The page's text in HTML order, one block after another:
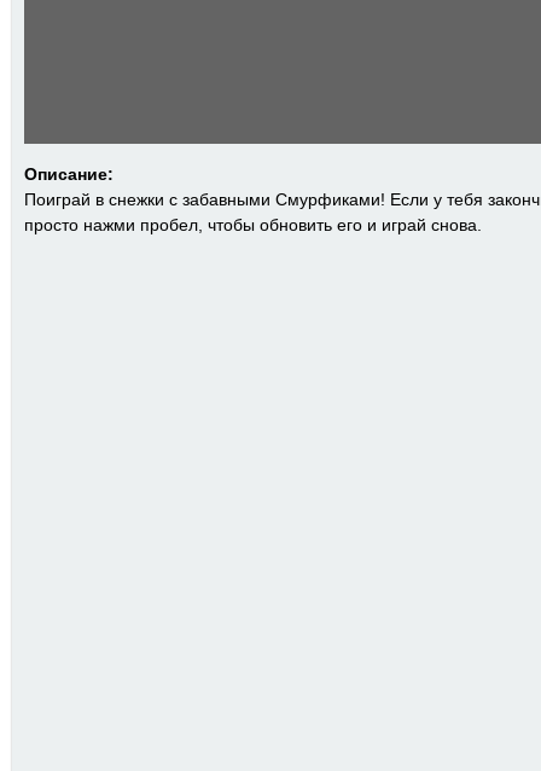
Описание:
Поиграй в снежки с забавными Смурфиками! Если у тебя
просто нажми пробел, чтобы обновить его и играй снова.